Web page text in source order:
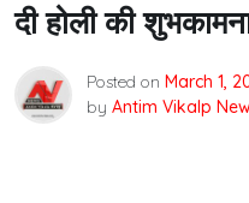
दी होली की
Posted on March 1,
by Antim Vikalp